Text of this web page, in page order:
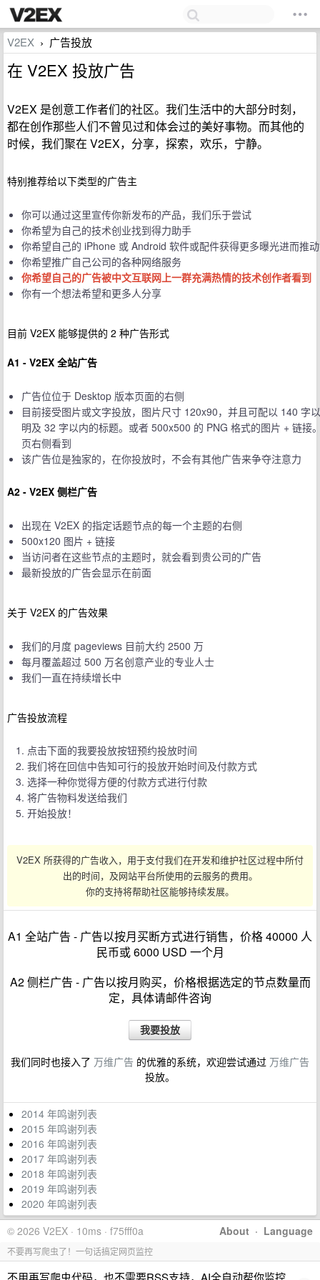
V2EX › 广告投放
在 V2EX 投放广告
V2EX 是创意工作者们的社区。我们生活中的大部分时刻，
都在创作那些人们不曾见过和体会过的美好事物。而其他的
时候，我们聚在 V2EX，分享，探索，欢乐，宁静。
特别推荐给以下类型的广告主
你可以通过这里宣传你新发布的产品，我们乐于尝试
你希望为自己的技术创业找到得力助手
你希望自己的 iPhone 或 Android 软件或配件获得更多曝光进而推
你希望推广自己公司的各种网络服务
你希望自己的广告被中文互联网上一群充满热情的技术创作者看到
你有一个想法希望和更多人分享
目前 V2EX 能够提供的 2 种广告形式
A1 - V2EX 全站广告
广告位位于 Desktop 版本页面的右侧
目前接受图片或文字投放，图片尺寸 120x90，并且可配以 140 字
明及 32 字以内的标题。或者 500x500 的 PNG 格式的图片 + 链接
页右侧看到
该广告位是独家的，在你投放时，不会有其他广告来争夺注意力
A2 - V2EX 侧栏广告
出现在 V2EX 的指定话题节点的每一个主题的右侧
500x120 图片 + 链接
当访问者在这些节点的主题时，就会看到贵公司的广告
最新投放的广告会显示在前面
关于 V2EX 的广告效果
我们的月度 pageviews 目前大约 2500 万
每月覆盖超过 500 万名创意产业的专业人士
我们一直在持续增长中
广告投放流程
点击下面的我要投放按钮预约投放时间
我们将在回信中告知可行的投放开始时间及付款方式
选择一种你觉得方便的付款方式进行付款
将广告物料发送给我们
开始投放！
V2EX 所获得的广告收入，用于支付我们在开发和维护社区过程中所付
出的时间，及网站平台所使用的云服务的费用。
你的支持将帮助社区能够持续发展。
A1 全站广告 - 广告以按月买断方式进行销售，价格 40000 人
民币或 6000 USD 一个月
A2 侧栏广告 - 广告以按月购买，价格根据选定的节点数量而
定，具体请邮件咨询
我要投放
我们同时也接入了 万维广告 的优雅的系统，欢迎尝试通过 万维广告
投放。
2014 年鸣谢列表
2015 年鸣谢列表
2016 年鸣谢列表
2017 年鸣谢列表
2018 年鸣谢列表
2019 年鸣谢列表
2020 年鸣谢列表
About · Language
© 2026 V2EX · 10ms · f75fff0a
不要再写爬虫了！一句话搞定网页监控
不用再写爬虫代码，也不需要RSS支持，AI全自动帮你监控